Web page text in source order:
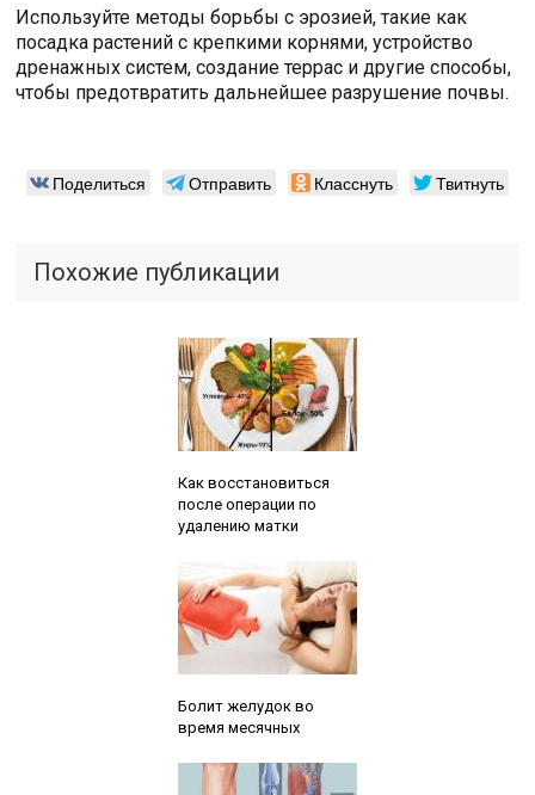
Используйте методы борьбы с эрозией, такие как
посадка растений с крепкими корнями, устройство
дренажных систем, создание террас и другие способы,
чтобы предотвратить дальнейшее разрушение почвы.
Поделиться Отправить Класснуть Твитнуть
Похожие публикации
Как восстановиться
после операции по
удалению матки
Болит желудок во
время месячных